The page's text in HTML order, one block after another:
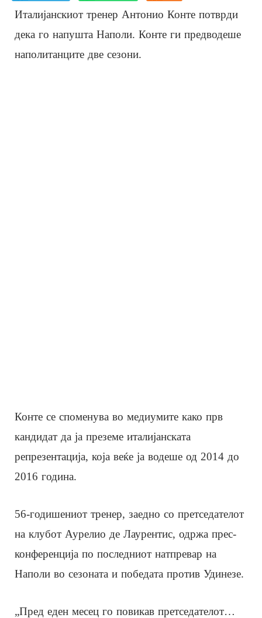
Италијанскиот тренер Антонио Конте потврди
дека го напушта Наполи. Конте ги предводеше
наполитанците две сезони.
Конте се споменува во медиумите како прв
кандидат да ја преземе италијанската
репрезентација, која веќе ја водеше од 2014 до
2016 година.
56-годишениот тренер, заедно со претседателот
на клубот Аурелио де Лаурентис, одржа прес-
конференција по последниот натпревар на
Наполи во сезоната и победата против Удинезе.
„Пред еден месец го повикав претседателот…